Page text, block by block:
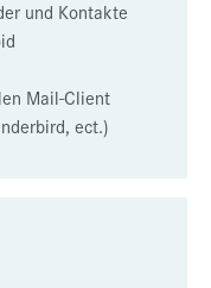
und Kontakte
Mail-Client
ect.)